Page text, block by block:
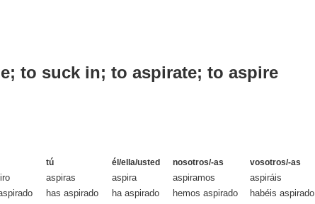
to suck in; to aspirate; to aspire
tú él/ella/usted nosotros/-as vosotros/-as
aspiras aspira aspiramos aspiráis
has aspirado ha aspirado hemos aspirado habéis aspirado